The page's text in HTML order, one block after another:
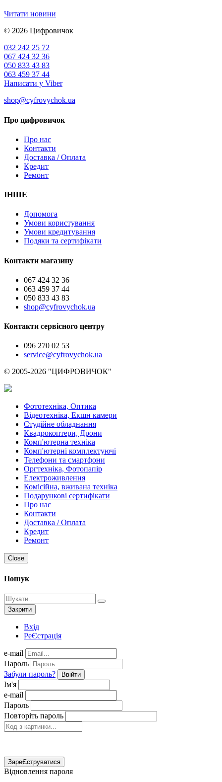
Читати новини
© 2026 Цифровичок
032 242 25 72
067 424 32 36
050 833 43 83
063 459 37 44
Написати у Viber
shop@cyfrovychok.ua
Про цифровичок
Про нас
Контакти
Доставка / Оплата
Кредит
Ремонт
ІНШЕ
Допомога
Умови користування
Умови кредитування
Подяки та сертифікати
Контакти магазину
067 424 32 36
063 459 37 44
050 833 43 83
shop@cyfrovychok.ua
Контакти сервісного центру
096 270 02 53
service@cyfrovychok.ua
© 2005-2026 "ЦИФРОВИЧОК"
Фототехніка, Оптика
Відеотехніка, Екшн камери
Студійне обладнання
Квадрокоптери, Дрони
Комп'ютерна техніка
Комп'ютерні комплектуючі
Телефони та смартфони
Оргтехніка, Фотопапір
Електроживлення
Комісійна, вживана техніка
Подарункові сертифікати
Про нас
Контакти
Доставка / Оплата
Кредит
Ремонт
Close
Пошук
Закрити
Вхід
РеЄстрація
e-mail
Пароль
Забули пароль?
Ввійти
Ім'я
e-mail
Пароль
Повторіть пароль
ЗареЄструватися
Відновлення пароля